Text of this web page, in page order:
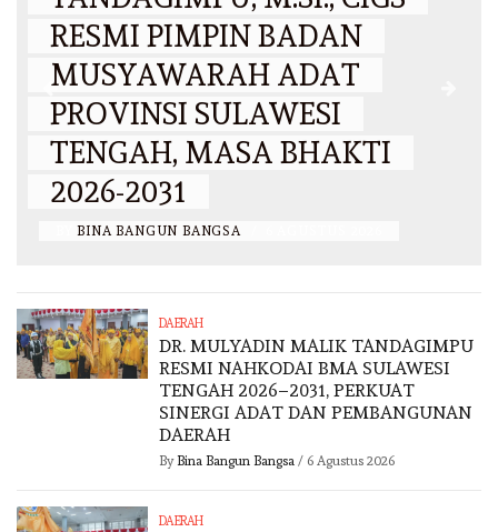
RESMI PIMPIN BADAN
MUSYAWARAH ADAT
PROVINSI SULAWESI
TENGAH, MASA BHAKTI
2026-2031
BINA BANGUN BANGSA
DAERAH
DR. MULYADIN MALIK TANDAGIMPU
RESMI NAHKODAI BMA SULAWESI
TENGAH 2026–2031, PERKUAT
SINERGI ADAT DAN PEMBANGUNAN
DAERAH
By Bina Bangun Bangsa/ 6 Agustus 2026
DAERAH